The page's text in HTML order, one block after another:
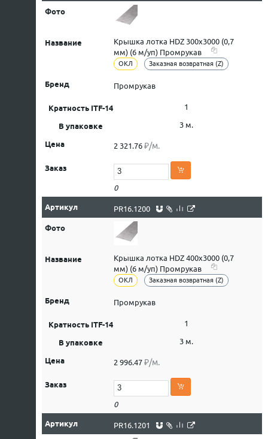
Крышка лотка HDZ 300х3000 (0,7
мм) (6 м/уп) Промрукав
ОКЛ Заказная возвратная (Z)
Промрукав
1
3 м.
2 321.76 ₽/м.
0
PR16.1200
Крышка лотка HDZ 400х3000 (0,7
мм) (6 м/уп) Промрукав
ОКЛ Заказная возвратная (Z)
Промрукав
1
3 м.
2 996.47 ₽/м.
0
PR16.1201